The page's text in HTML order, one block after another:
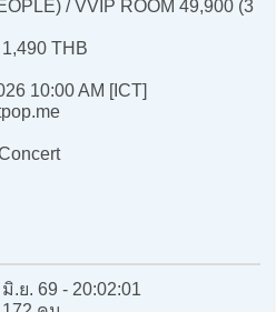
/ VVIP ROOM 49,900 (3
THB
10:00 AM [ICT]
.ย. 69 - 20:02:01